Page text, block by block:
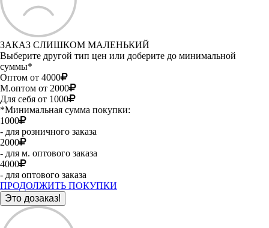
ЗАКАЗ СЛИШКОМ МАЛЕНЬКИЙ
Выберите другой тип цен или доберите до минимальной
суммы*
Оптом от 4000
М.оптом от 2000
Для себя от 1000
*Минимальная сумма покупки:
1000
- для розничного заказа
2000
- для м. оптового заказа
4000
- для оптового заказа
ПРОДОЛЖИТЬ ПОКУПКИ